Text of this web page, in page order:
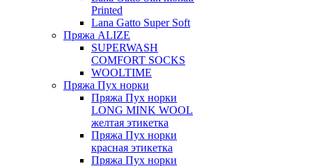
Printed
Lana Gatto Super Soft
Пряжа ALIZE
SUPERWASH
COMFORT SOCKS
WOOLTIME
Пряжа Пух норки
Пряжа Пух норки
LONG MINK WOOL
желтая этикетка
Пряжа Пух норки
красная этикетка
Пряжа Пух норки